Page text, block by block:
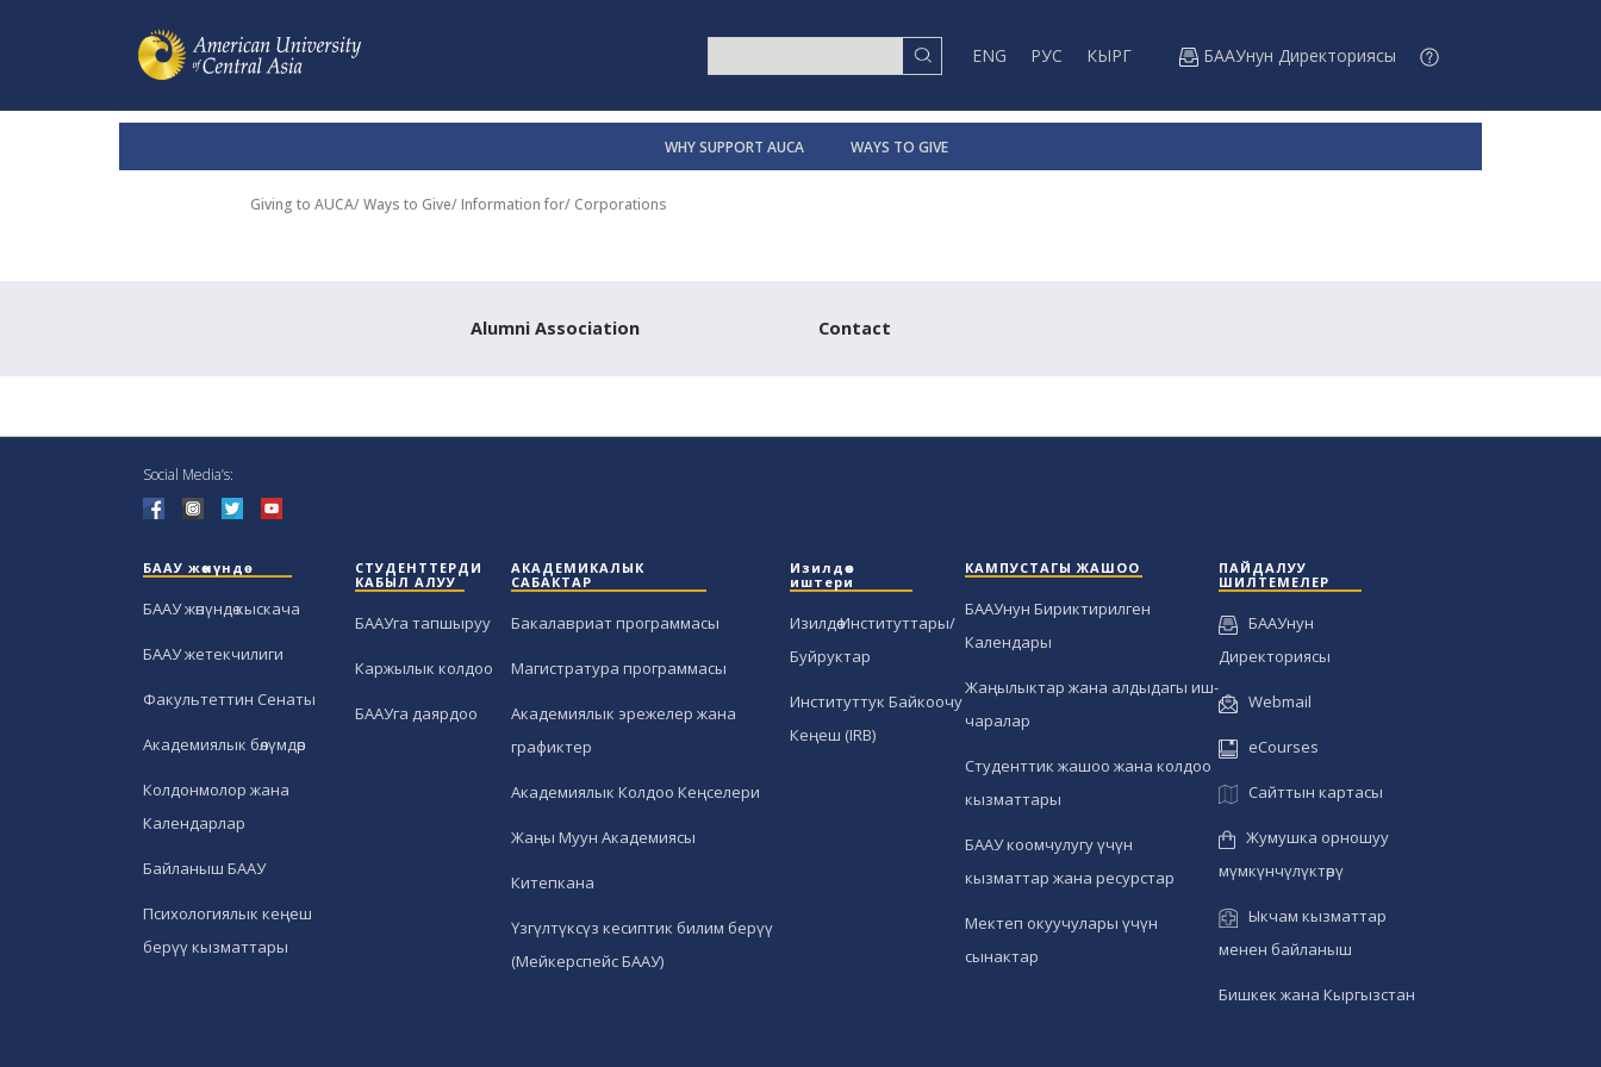
ENG РУС КЫРГ БААУнун Директориясы
WHY SUPPORT AUCA WAYS TO GIVE
Giving to AUCA/Ways to Give/Information for/ Corporations
Alumni Association Contact
Social Media’s:
БААУ жөнүндө
БААУ жөнүндө кыскача
БААУ жетекчилиги
Факультеттин Сенаты
Академиялык бөлүмдөр
Колдонмолор жана
Календарлар
Байланыш БААУ
Психологиялык кеңеш
берүү кызматтары
СТУДЕНТТЕРДИ
КАБЫЛ АЛУУ
БААУга тапшыруу
Каржылык колдоо
БААУга даярдоо
АКАДЕМИКАЛЫК
САБАКТАР
Бакалавриат программасы
Магистратура программасы
Академиялык эрежелер жана
графиктер
Академиялык Колдоо Кеңселери
Жаңы Муун Академиясы
Китепкана
Үзгүлтүксүз кесиптик билим берүү
(Мейкерспейс БААУ)
Изилдөө
иштери
Изилдөө Институттары/
Буйруктар
Институттук Байкоочу
Кеңеш (IRB)
КАМПУСТАГЫ ЖАШОО
БААУнун Бириктирилген
Календары
Жаңылыктар жана алдыдагы иш-
чаралар
Студенттик жашоо жана колдоо
кызматтары
БААУ коомчулугу үчүн
кызматтар жана ресурстар
Мектеп окуучулары үчүн
сынактар
ПАЙДАЛУУ
ШИЛТЕМЕЛЕР
БААУнун
Директориясы
Webmail
eCourses
Сайттын картасы
Жумушка орношуу
мүмкүнчүлүктөрү
Ыкчам кызматтар
менен байланыш
Бишкек жана Кыргызстан